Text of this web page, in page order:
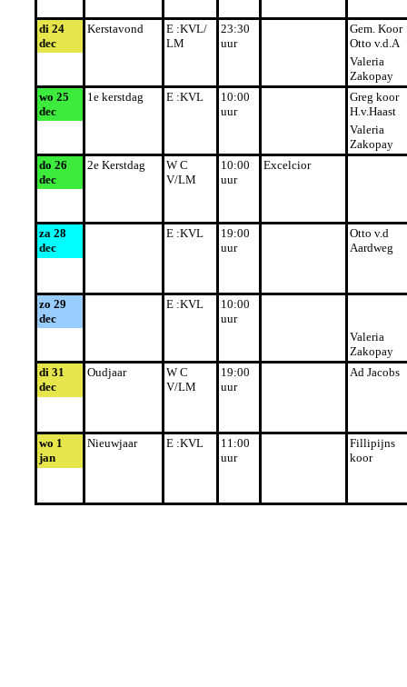
di 24
dec
Kerstavond
E :KVL/
LM
23:30
uur
Gem. Koor
Otto v.d.A
Valeria
Zakopay
wo 25
dec
1e kerstdag E :KVL
10:00
uur
Greg koor
H.v.Haast
Valeria
Zakopay
do 26
dec
2e Kerstdag
W C
V/LM
10:00
uur
Excelcior
za 28
dec
E :KVL
19:00
uur
Otto v.d
Aardweg
zo 29
dec
E :KVL
10:00
uur
Valeria
Zakopay
di 31
dec
Oudjaar
W C
V/LM
19:00
uur
Ad Jacobs
wo 1
jan
Nieuwjaar E :KVL
11:00
uur
Fillipijns
koor